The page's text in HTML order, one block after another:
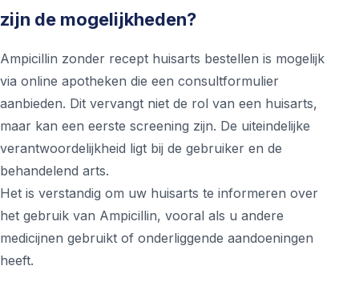
zijn de mogelijkheden?
Ampicillin zonder recept huisarts bestellen is mogelijk
via online apotheken die een consultformulier
aanbieden. Dit vervangt niet de rol van een huisarts,
maar kan een eerste screening zijn. De uiteindelijke
verantwoordelijkheid ligt bij de gebruiker en de
behandelend arts.
Het is verstandig om uw huisarts te informeren over
het gebruik van Ampicillin, vooral als u andere
medicijnen gebruikt of onderliggende aandoeningen
heeft.